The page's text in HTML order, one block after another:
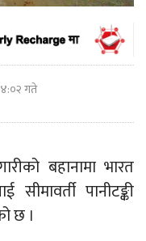
गते
बहानामा भारत
पानीटङ्की
छ ।